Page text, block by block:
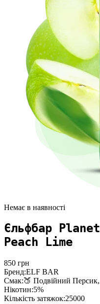
Немає в наявності
Єльфбар
Peach Lime
850 грн
Бренд:ELF BAR
Смак:🍑 Подвійний
Нікотин:5%
Кількість затяжок:25000